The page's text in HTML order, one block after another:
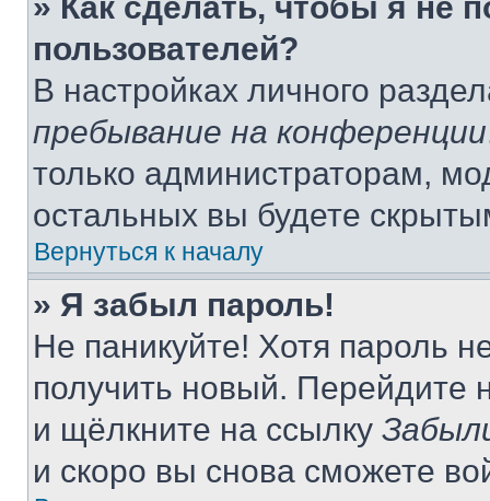
пользователей?
В настройках личного
пребывание на конференции
только администраторам,
остальных вы будете
Вернуться к началу
» Я забыл пароль!
Не паникуйте! Хотя пароль
получить новый. Перейдите
и щёлкните на ссылку
и скоро вы снова сможете